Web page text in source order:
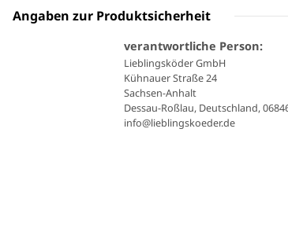
Angaben zur Produktsicherheit
verantwortliche Person:
Lieblingsköder GmbH
Kühnauer Straße 24
Sachsen-Anhalt
Dessau-Roßlau, Deutschland,
info@lieblingskoeder.de